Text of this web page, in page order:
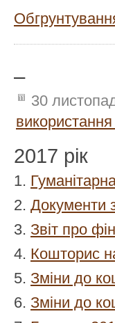
30
2017 рік
1.
2. Документи
3. Звіт про
4. Кошторис
5. Зміни до
6. Зміни до